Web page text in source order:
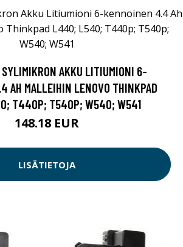
SYLIMIKRON AKKU LITIUMIONI 6-
AH MALLEIHIN LENOVO THINKPAD
T440P; T540P; W540; W541
148.18 EUR
LISÄTIETOJA